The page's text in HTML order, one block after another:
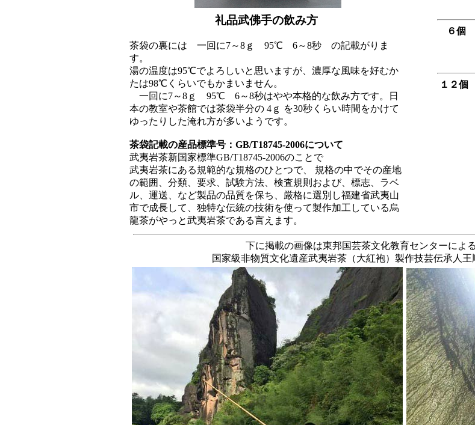
６個
１２
礼品武佛手の飲み方
茶袋の裏には 一回に7～8ｇ 95℃ 6～8秒 の記載がりま
す。
湯の温度は95℃でよろしいと思いますが、濃厚な風味を好むか
たは98℃くらいでもかまいません。
一回に7～8ｇ 95℃ 6～8秒はやや本格的な飲み方です。日
本の教室や茶館では茶袋半分の 4ｇ を30秒くらい時間をかけて
ゆったりした淹れ方が多いようです。
茶袋記載の産品標準号：GB/T18745-2006について
武夷岩茶新国家標準GB/T18745-2006のことで
武夷岩茶にある規範的な規格のひとつで、 規格の中でその産地
の範囲、分類、要求、試験方法、検査規則および、標志、ラベ
ル、運送、など製品の品質を保ち、厳格に選別し福建省武夷山
市で成長して、独特な伝統の技術を使って製作加工している烏
龍茶がやっと武夷岩茶である言えます。
下に掲載の画像は東邦国芸茶文化教育センターによ
国家級非物質文化遺産武夷岩茶（大紅袍）製作技芸伝承人